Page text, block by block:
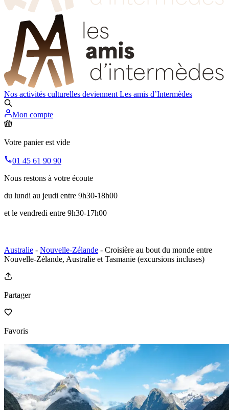
Nos activités culturelles deviennent Les amis d’Intermèdes
Mon compte
Votre panier est vide
01 45 61 90 90
Nous restons à votre écoute
du lundi au jeudi entre 9h30-18h00
et le vendredi entre 9h30-17h00
Australie - Nouvelle-Zélande - Croisière au bout du monde entre
Nouvelle-Zélande, Australie et Tasmanie (excursions incluses)
Partager
Favoris